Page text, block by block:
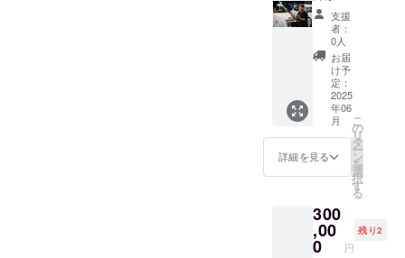
し編集
したも
のをお
渡し致
しま
す。 ☆
施工内
容☆ ・
極上泡
洗車 ・
鉄粉除
去 ・水
垢除去
系汚れ
除去 ・
高級カ
ルナバ
YouTub
e概要欄
へ広告
掲載
□内容
YouTub
eチャン
ネルの
動画概
要欄に
てご支
援いた
した企
業様の
お名
前、
支援
者：
0人
お届
け予
定：
2025
年06
月
詳細を見る
こ
の
リ
タ
ー
ン
を
選
択
す
る
300
,00
0 円
残り2